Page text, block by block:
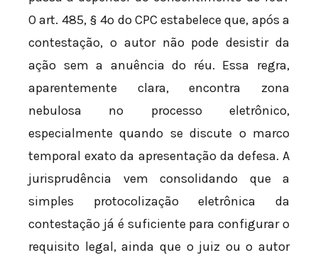
O art. 485, § 4º do CPC estabelece que, após a
contestação, o autor não pode desistir da
ação sem a anuência do réu. Essa regra,
aparentemente clara, encontra zona
nebulosa no processo eletrônico,
especialmente quando se discute o marco
temporal exato da apresentação da defesa. A
jurisprudência vem consolidando que a
simples protocolização eletrônica da
contestação já é suficiente para configurar o
requisito legal, ainda que o juiz ou o autor